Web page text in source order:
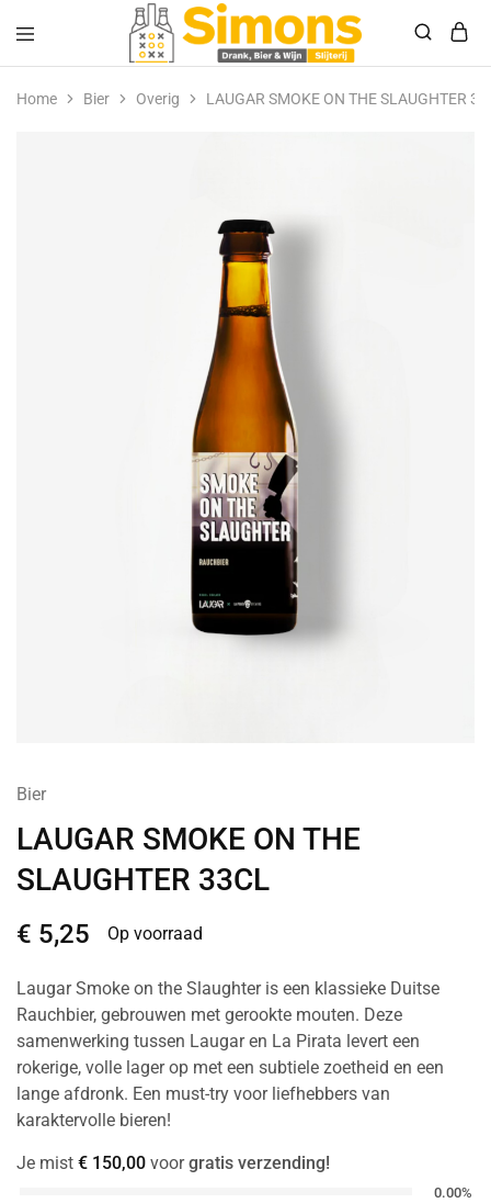
Simonsdrank.nl
Drank,
Bier
&
Home Bier Overig LAUGAR SMOKE ON THE SLAUGHTER
Bier
LAUGAR SMOKE ON THE
SLAUGHTER 33CL
€ 5,25 Op voorraad
Laugar Smoke on the Slaughter is een klassieke Duitse
Rauchbier, gebrouwen met gerookte mouten. Deze
samenwerking tussen Laugar en La Pirata levert een
rokerige, volle lager op met een subtiele zoetheid en een
lange afdronk. Een must-try voor liefhebbers van
karaktervolle bieren!
Je mist € 150,00 voorgratis verzending!
0.00%